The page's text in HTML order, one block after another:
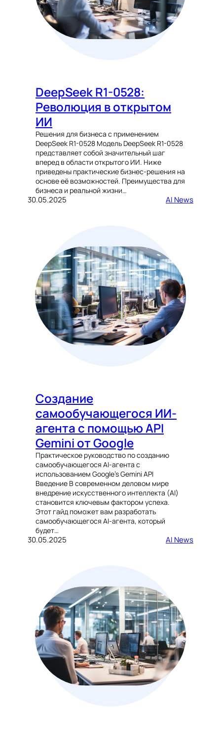
DeepSeek R1-0528:
Революция в открытом
ИИ
Решения для бизнеса с применением
DeepSeek R1-0528 Модель DeepSeek R1-0528
представляет собой значительный шаг
вперед в области открытого ИИ. Ниже
приведены практические бизнес-решения на
основе её возможностей. Преимущества для
бизнеса и реальной жизни…
30.05.2025 AI News
Создание
самообучающегося ИИ-
агента с помощью API
Gemini от Google
Практическое руководство по созданию
самообучающегося AI-агента с
использованием Google’s Gemini API
Введение В современном деловом мире
внедрение искусственного интеллекта (AI)
становится ключевым фактором успеха.
Этот гайд поможет вам разработать
самообучающегося AI-агента, который
будет…
30.05.2025 AI News